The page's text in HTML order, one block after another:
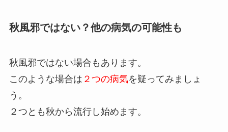
秋風邪ではない？他の病気の可能性も
秋風邪ではない場合もあります。
このような場合は ２つの病気を疑ってみましょ
う。
２つとも秋から流行し始めます。